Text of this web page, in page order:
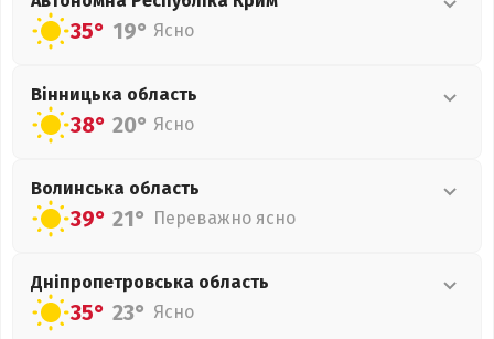
35° 19° Ясно
Вінницька область
38° 20° Ясно
Волинська область
39° 21° Переважно ясно
Дніпропетровська область
35° 23° Ясно